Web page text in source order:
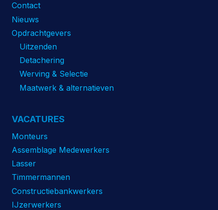
Contact
Nieuws
Opdrachtgevers
Uitzenden
Detachering
Werving & Selectie
Maatwerk & alternatieven
VACATURES
Monteurs
Assemblage Medewerkers
Lasser
Timmermannen
Constructiebankwerkers
IJzerwerkers